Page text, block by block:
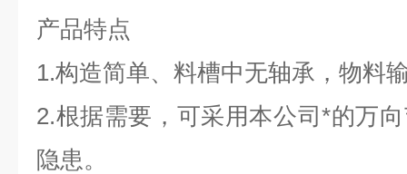
产品特点
1.构造简单、料槽中无轴承，物料
2.根据需要，可采用本公司*的万
隐患。